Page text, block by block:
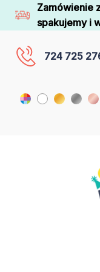
Zamówienie
spakujemy i
724 725